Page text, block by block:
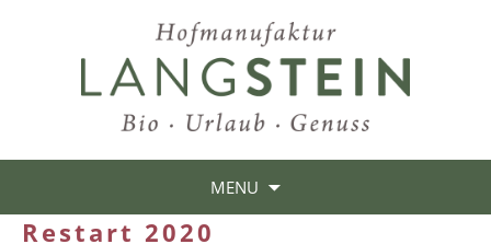
MENU
Restart 2020